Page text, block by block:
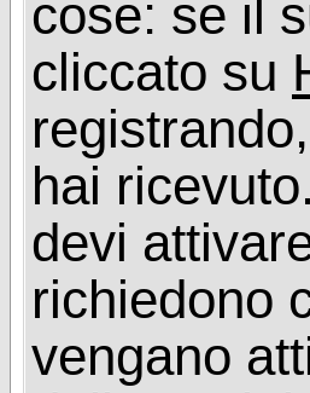
cose: se il
cliccato su
hai
devi
richiedono
vengano